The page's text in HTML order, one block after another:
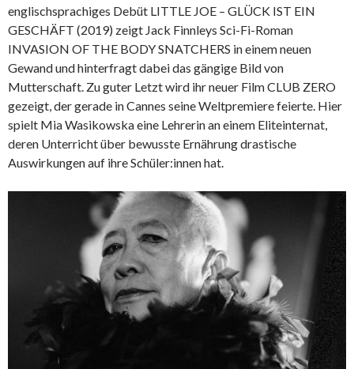
englischsprachiges Debüt LITTLE JOE – GLÜCK IST EIN
GESCHÄFT (2019) zeigt Jack Finnleys Sci-Fi-Roman
INVASION OF THE BODY SNATCHERS in einem neuen
Gewand und hinterfragt dabei das gängige Bild von
Mutterschaft. Zu guter Letzt wird ihr neuer Film CLUB ZERO
gezeigt, der gerade in Cannes seine Weltpremiere feierte. Hier
spielt Mia Wasikowska eine Lehrerin an einem Eliteinternat,
deren Unterricht über bewusste Ernährung drastische
Auswirkungen auf ihre Schüler:innen hat.